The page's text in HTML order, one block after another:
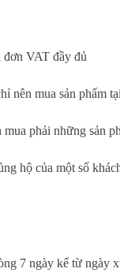
đơn VAT đầy đủ
nên mua sản phẩm
phải những sản
hộ của một số
7 ngày kể từ ngày